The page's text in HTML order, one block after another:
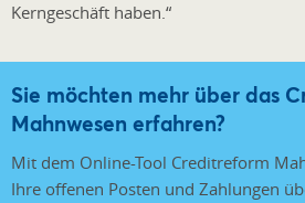
Kerngeschäft haben.“
Sie möchten mehr über das
Mahnwesen erfahren?
Mit dem Online-Tool Creditreform
Ihre offenen Posten und Zahlungen